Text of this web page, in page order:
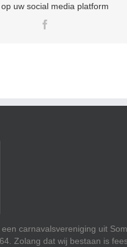
uw social media platform
carnavalsvereniging uit
Zolang dat wij bestaan is